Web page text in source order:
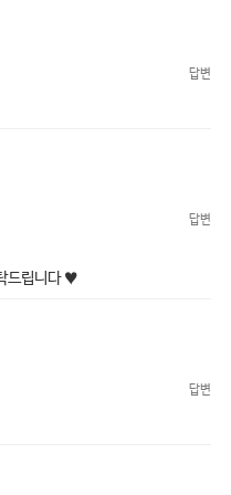
답변
답변
드립니다 ♥
답변